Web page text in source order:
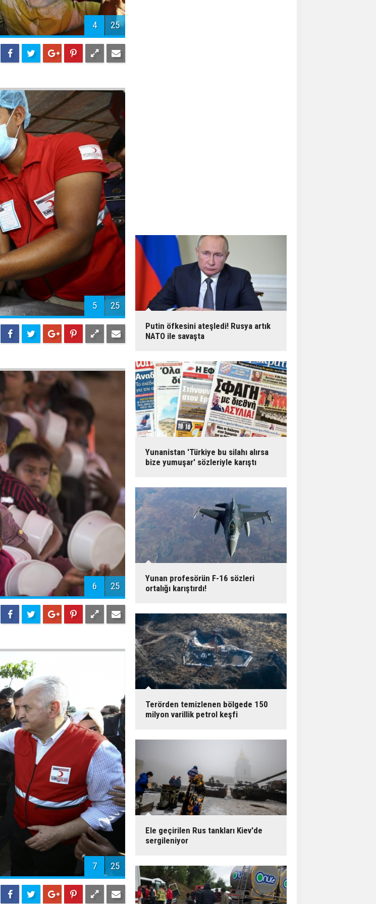
4
6 25
Putin öfkesini ateşledi! Rusya artık
NATO ile savaşta
Yunanistan 'Türkiye bu silahı alırsa
bize yumuşar' sözleriyle karıştı
Yunan profesörün F-16 sözleri
ortalığı karıştırdı!
Terörden temizlenen bölgede 150
milyon varillik petrol keşfi
Ele geçirilen Rus tankları Kiev'de
sergileniyor